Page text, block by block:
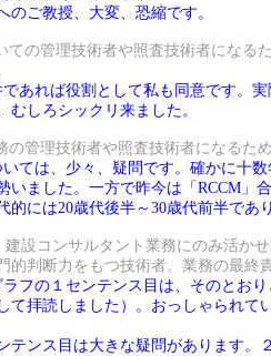
のご教授、大変、恐縮です。
ての管理技術者や照査技術者になる
であれば役割として私も同意です。
むしろシックリ来ました。
の管理技術者や照査技術者になるた
いては、少々、疑問です。確かに十
いました。一方で昨今は「RCCM」
的には20歳代後半～30歳代前半で
建設コンサルタント業務にのみ活か
的判断力をもつ技術者。業務の最
ラフの１センテンス目は、そのとお
て拝読しました）。おっしゃられ
テンス目は大きな疑問があります。